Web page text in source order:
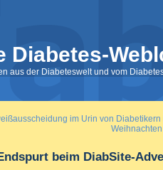
Diabetes-
aus der Diabeteswelt und vom
im Urin von
beim DiabSite-